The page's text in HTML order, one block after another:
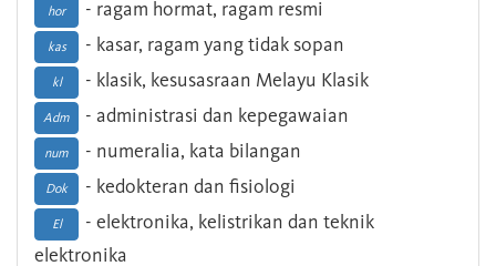
hor - ragam hormat, ragam resmi
kas - kasar, ragam yang tidak sopan
kl - klasik, kesusasraan Melayu Klasik
Adm - administrasi dan kepegawaian
num - numeralia, kata bilangan
Dok - kedokteran dan fisiologi
El
- elektronika, kelistrikan dan teknik
elektronika